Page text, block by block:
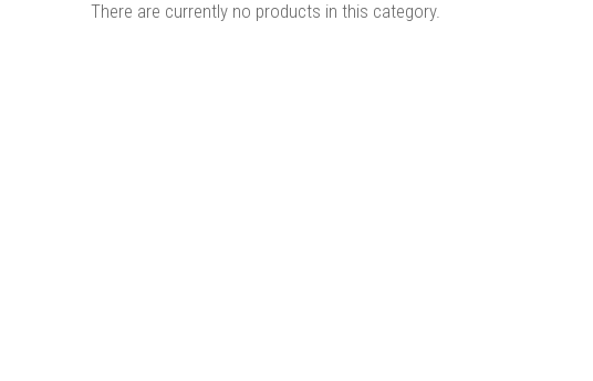
There are currently no products in this category.